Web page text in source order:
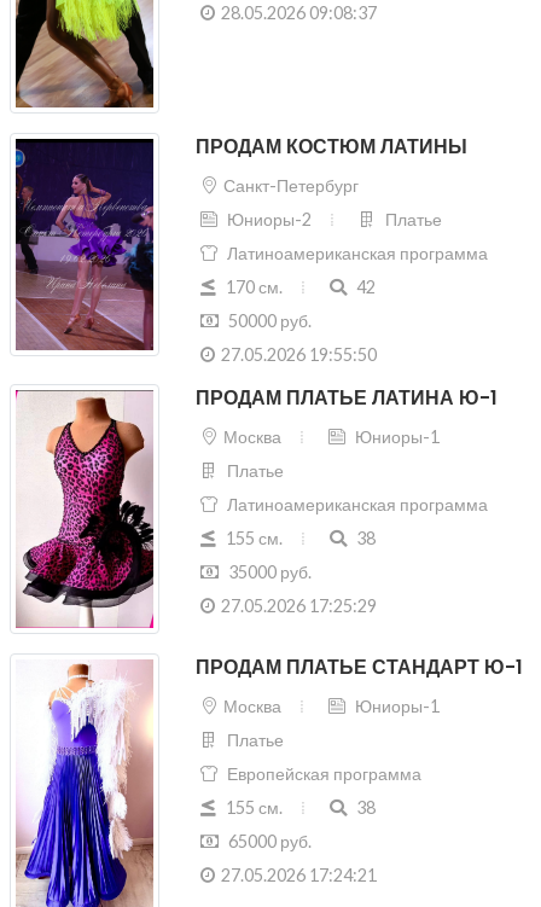
28.05.2026 09:08:37
ПРОДАМ КОСТЮМ ЛАТИНЫ
Санкт-Петербург
Юниоры-2
Платье
Латиноамериканская программа
170 см.
42
50000 руб.
27.05.2026 19:55:50
ПРОДАМ ПЛАТЬЕ ЛАТИНА Ю-1
Москва
Юниоры-1
Платье
Латиноамериканская программа
155 см.
38
35000 руб.
27.05.2026 17:25:29
ПРОДАМ ПЛАТЬЕ СТАНДАРТ Ю-1
Москва
Юниоры-1
Платье
Европейская программа
155 см.
38
65000 руб.
27.05.2026 17:24:21